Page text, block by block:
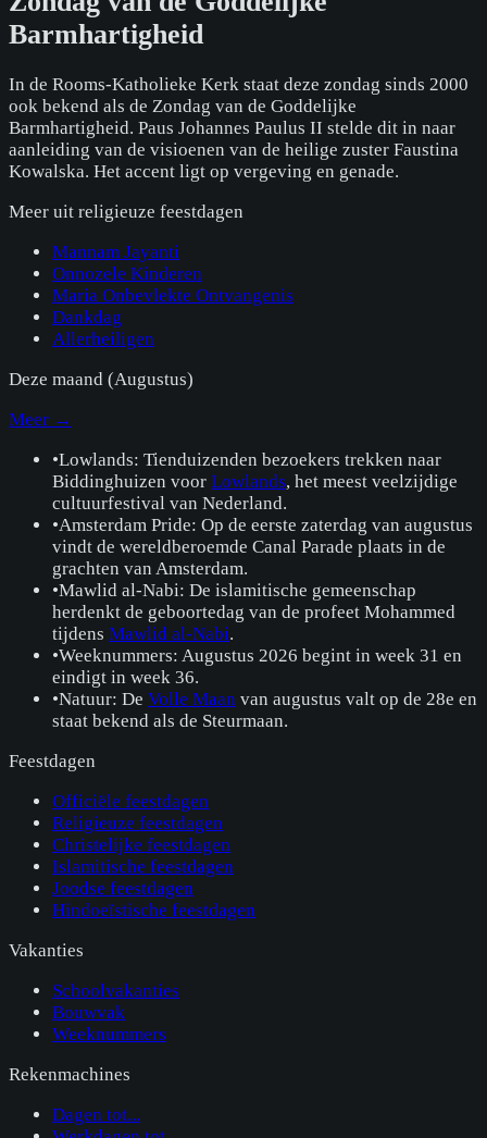
Barmhartigheid
In de Rooms-Katholieke Kerk staat deze zondag sinds 2000
ook bekend als de Zondag van de Goddelijke
Barmhartigheid. Paus Johannes Paulus II stelde dit in naar
aanleiding van de visioenen van de heilige zuster Faustina
Kowalska. Het accent ligt op vergeving en genade.
Meer uit religieuze feestdagen
Mannam Jayanti
Onnozele Kinderen
Maria Onbevlekte Ontvangenis
Dankdag
Allerheiligen
Deze maand (Augustus)
Meer →
•Lowlands: Tienduizenden bezoekers trekken naar
Biddinghuizen voor Lowlands, het meest veelzijdige
cultuurfestival van Nederland.
•Amsterdam Pride: Op de eerste zaterdag van augustus
vindt de wereldberoemde Canal Parade plaats in de
grachten van Amsterdam.
•Mawlid al-Nabi: De islamitische gemeenschap
herdenkt de geboortedag van de profeet Mohammed
tijdens Mawlid al-Nabi.
•Weeknummers: Augustus 2026 begint in week 31 en
eindigt in week 36.
•Natuur: De Volle Maan van augustus valt op de 28e en
staat bekend als de Steurmaan.
Feestdagen
Officiële feestdagen
Religieuze feestdagen
Christelijke feestdagen
Islamitische feestdagen
Joodse feestdagen
Hindoeïstische feestdagen
Vakanties
Schoolvakanties
Bouwvak
Weeknummers
Rekenmachines
Dagen tot...